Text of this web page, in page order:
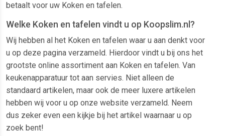
betaalt voor uw Koken en tafelen.
Welke Koken en tafelen vindt u op Koopslim.nl?
Wij hebben al het Koken en tafelen waar u aan denkt voor
u op deze pagina verzameld. Hierdoor vindt u bij ons het
grootste online assortiment aan Koken en tafelen. Van
keukenapparatuur tot aan servies. Niet alleen de
standaard artikelen, maar ook de meer luxere artikelen
hebben wij voor u op onze website verzameld. Neem
dus zeker even een kijkje bij het artikel waarnaar u op
zoek bent!